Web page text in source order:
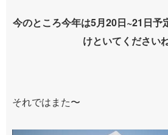
今のところ今年は5月20日~21日予
けといてください
それではまた〜